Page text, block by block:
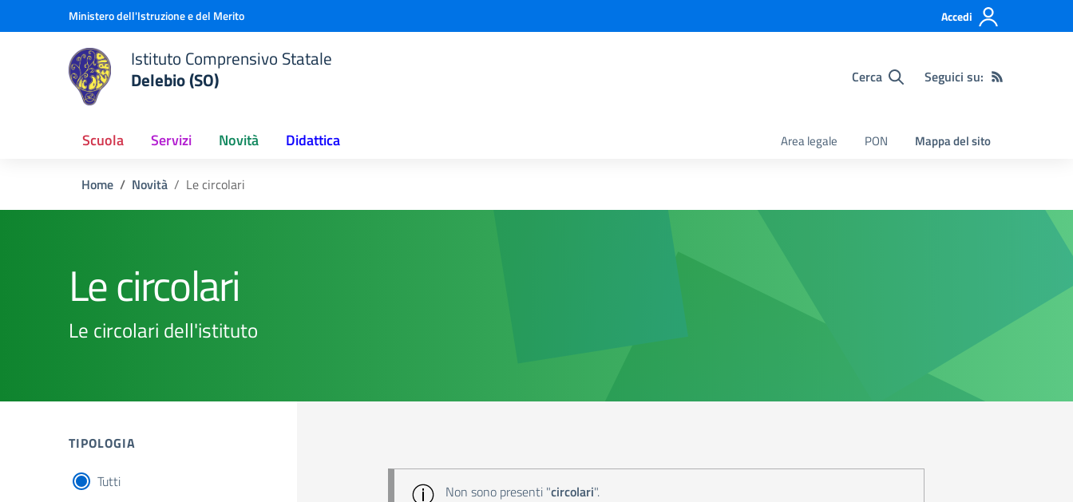
Vai ai contenuti
Vai al menu di navigazioneMinistero dell'Istruzione e del Merito Accedi
Istituto Comprensivo Statale
Delebio (SO)
Cerca Seguici su:
Scuola Servizi Novità Didattica Area legale PON Mappa del sito
Home Novità Le circolari
Le circolari
Le circolari dell'istituto
TIPOLOGIA
Tutti
Non sono presenti "circolari".